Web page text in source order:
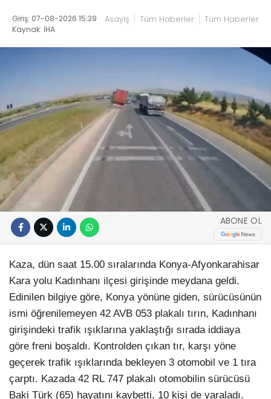
Giriş: 07-08-2026 15:39
Kaynak: İHA
Asayiş Tüm Haberler Tüm Haberler
ABONE OL
Kaza, dün saat 15.00 sıralarında Konya-Afyonkarahisar
Kara yolu Kadınhanı ilçesi girişinde meydana geldi.
Edinilen bilgiye göre, Konya yönüne giden, sürücüsünün
ismi öğrenilemeyen 42 AVB 053 plakalı tırın, Kadınhanı
girişindeki trafik ışıklarına yaklaştığı sırada iddiaya
göre freni boşaldı. Kontrolden çıkan tır, karşı yöne
geçerek trafik ışıklarında bekleyen 3 otomobil ve 1 tıra
çarptı. Kazada 42 RL 747 plakalı otomobilin sürücüsü
Baki Türk (65) hayatını kaybetti, 10 kişi de yaraladı.